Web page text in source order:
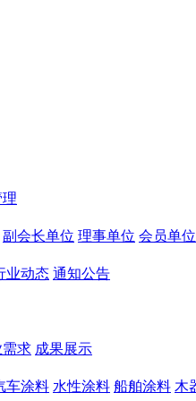
副会长单位 理事单位 会员单位
业动态 通知公告
求 成果展示
车涂料 水性涂料 船舶涂料 木